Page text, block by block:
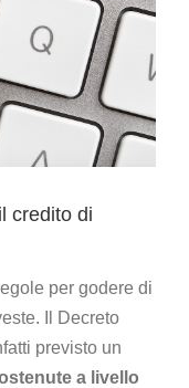
credito di
per godere di
Il Decreto
previsto un
a livello